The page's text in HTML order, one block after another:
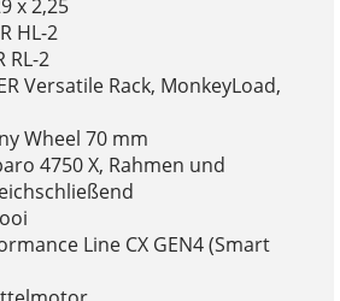
x 2,25
HL-2
RL-2
Versatile Rack, MonkeyLoad,
Wheel 70 mm
4750 X, Rahmen und
Line CX GEN4 (Smart